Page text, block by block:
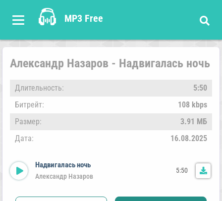
MP3 Free
Александр Назаров - Надвигалась ночь
Длительность:
5:50
Битрейт:
108 kbps
Размер:
3.91 МБ
Дата:
16.08.2025
Надвигалась ночь
Александр Назаров
5:50